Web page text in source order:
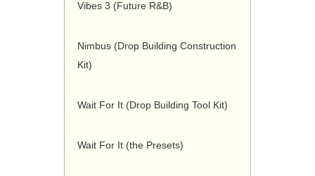
Vibes 3 (Future R&B)
Nimbus (Drop Building Construction
Kit)
Wait For It (Drop Building Tool Kit)
Wait For It (the Presets)